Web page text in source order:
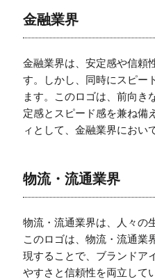
金融業界
金融業界は、安定感や信頼
す。しかし、同時にスピー
ます。このロゴは、前向き
定感とスピード感を兼ね備
ィとして、金融業界におい
物流・流通業界
物流・流通業界は、人々の
このロゴは、物流・流通業
現することで、ブランドア
やすさと信頼性を両立して